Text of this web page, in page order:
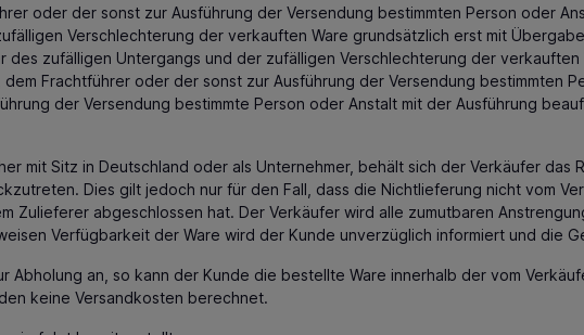
oder der sonst zur Ausführung der Versendung bestimmten Person oder
Verschlechterung der verkauften Ware grundsätzlich erst mit
zufälligen Untergangs und der zufälligen Verschlechterung der
Frachtführer oder der sonst zur Ausführung der Versendung bestimmten
der Versendung bestimmte Person oder Anstalt mit der Ausführung
mit Sitz in Deutschland oder als Unternehmer, behält sich der Verkäufer
Dies gilt jedoch nur für den Fall, dass die Nichtlieferung nicht vom
Zulieferer abgeschlossen hat. Der Verkäufer wird alle zumutbaren
Verfügbarkeit der Ware wird der Kunde unverzüglich informiert und die
Abholung an, so kann der Kunde die bestellte Ware innerhalb der vom
keine Versandkosten berechnet.